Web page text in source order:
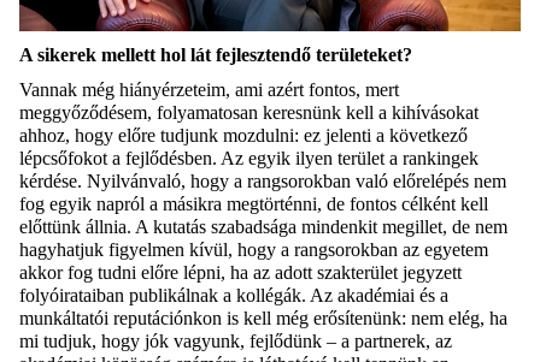
A sikerek mellett hol lát fejlesztendő területeket?
Vannak még hiányérzeteim, ami azért fontos, mert
meggyőződésem, folyamatosan keresnünk kell a kihívásokat
ahhoz, hogy előre tudjunk mozdulni: ez jelenti a következő
lépcsőfokot a fejlődésben. Az egyik ilyen terület a rankingek
kérdése. Nyilvánvaló, hogy a rangsorokban való előrelépés nem
fog egyik napról a másikra megtörténni, de fontos célként kell
előttünk állnia. A kutatás szabadsága mindenkit megillet, de nem
hagyhatjuk figyelmen kívül, hogy a rangsorokban az egyetem
akkor fog tudni előre lépni, ha az adott szakterület jegyzett
folyóirataiban publikálnak a kollégák. Az akadémiai és a
munkáltatói reputációnkon is kell még erősítenünk: nem elég, ha
mi tudjuk, hogy jók vagyunk, fejlődünk – a partnerek, az